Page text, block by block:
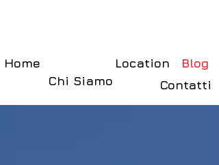
Home
Chi Siamo
Location
Blog
Contatti